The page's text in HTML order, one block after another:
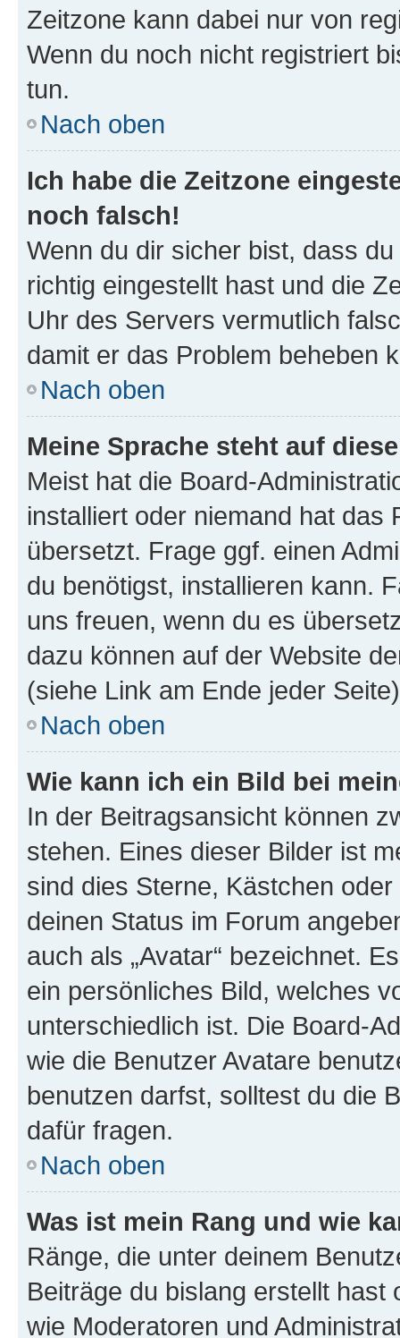
Zeitzone kann dabei nur von
Wenn du noch nicht registriert
tun.
Nach oben
Ich habe die Zeitzone
noch falsch!
Wenn du dir sicher bist, dass
richtig eingestellt hast und die
Uhr des Servers vermutlich
damit er das Problem beheben
Nach oben
Meine Sprache steht auf
Meist hat die Board-
installiert oder niemand hat das
übersetzt. Frage ggf. einen
du benötigst, installieren kann.
uns freuen, wenn du es
dazu können auf der Website
(siehe Link am Ende jeder
Nach oben
Wie kann ich ein Bild bei
In der Beitragsansicht können
stehen. Eines dieser Bilder ist
sind dies Sterne, Kästchen
deinen Status im Forum
auch als „Avatar“ bezeichnet.
ein persönliches Bild, welches
unterschiedlich ist. Die Board-
wie die Benutzer Avatare
benutzen darfst, solltest du die
dafür fragen.
Nach oben
Was ist mein Rang und wie
Ränge, die unter deinem
Beiträge du bislang erstellt
wie Moderatoren und